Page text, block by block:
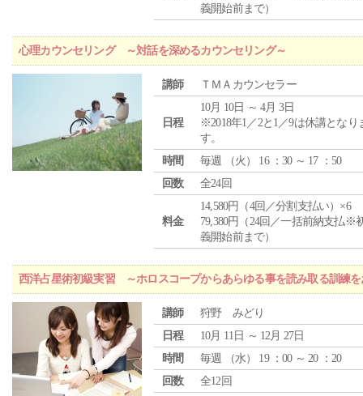
義開始前まで）
心理カウンセリング ～対話を深めるカウンセリング～
講師 ＴＭＡカウンセラー
日程
10月 10日 ～ 4月 3日
※2018年1／2と1／9は休講となり
す。
時間
毎週 （火 ） 16 ：30 ～ 17 ：50
回数
全24回
料金
14,580円（4回／分割支払い）×6
79,380円（24回／一括前納支払※
義開始前まで）
西洋占星術初級実習 ～ホロスコープからあらゆる事を読み取る訓練を
講師
狩野 みどり
日程
10月 11日 ～ 12月 27日
時間
毎週 （水） 19 ：00 ～ 20 ：20
回数
全12回